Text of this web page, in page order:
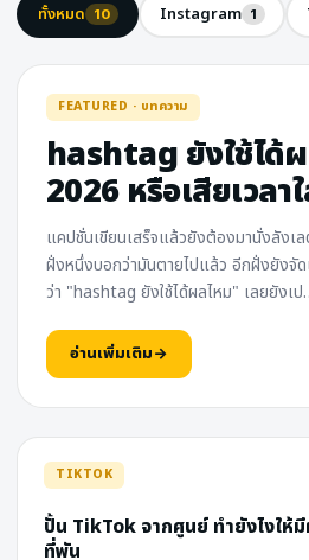
ทั้งหมด 10 Instagram 1
FEATURED · บทความ
hashtag ยังใช้ได้
2026 หรือเสียเวลา
แคปชั่นเขียนเสร็จแล้วยังต้องมานั่งลังเ
ฝั่งหนึ่งบอกว่ามันตายไปแล้ว อีกฝั่งยังจั
ว่า "hashtag ยังใช้ได้ผลไหม" เลยยังเ
อ่านเพิ่มเติม
TIKTOK
ปั้น TikTok จากศูนย์ ทำยังไงใ
ที่พัน